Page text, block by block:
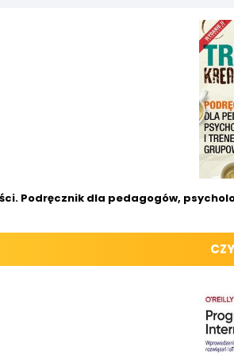
Podręcznik dla pedagogów,